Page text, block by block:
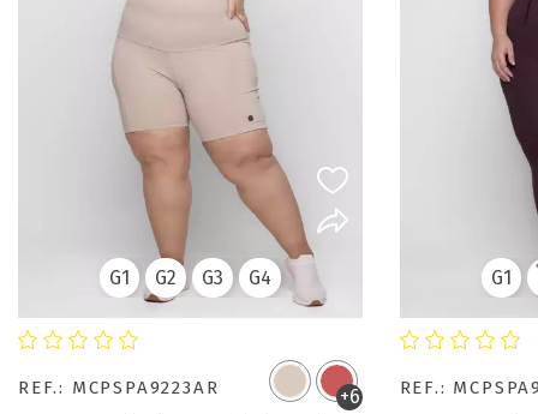
REF.: MCPSPA9223AR +6
G1 G2 G3 G4
REF.:
G1